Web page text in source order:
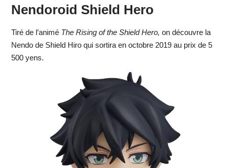
Nendoroid Shield Hero
Tiré de l’animé The Rising of the Shield Hero, on découvre la
Nendo de Shield Hiro qui sortira en octobre 2019 au prix de 5
500 yens.